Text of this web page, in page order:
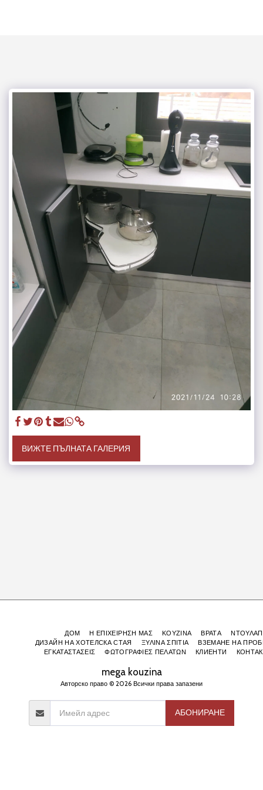
ВИЖТЕ ПЪЛНАТА ГАЛЕРИЯ
mega kouzina
Авторско право © 2026 Всички права запазени
ДОМ Η ΕΠΙΧΕΙΡΗΣΗ ΜΑΣ ΚΟΥΖΙΝΑ ВРАТА
ДИЗАЙН НА ХОТЕЛСКА СТАЯ
ΞΥΛΙΝΑ ΣΠΙΤΙΑ
ВЗЕМАНЕ НА
ΕΓΚΑΤΑΣΤΑΣΕΙΣ
ΦΩΤΟΓΡΑΦΙΕΣ ΠΕΛΑΤΩΝ КЛИЕНТИ
АБОНИРАНЕ